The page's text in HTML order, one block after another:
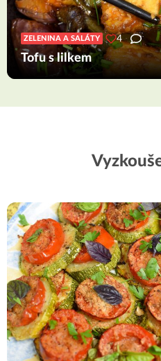
ZELENINA A SALÁTY 4
Tofu s lilkem